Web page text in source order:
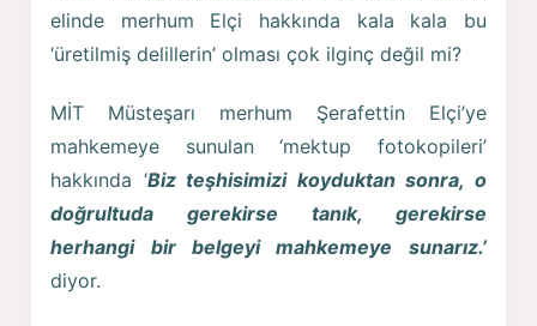
elinde merhum Elçi hakkında kala kala bu
‘üretilmiş delillerin’ olması çok ilginç değil mi?
MİT Müsteşarı merhum Şerafettin Elçi’ye
mahkemeye sunulan ‘mektup fotokopileri’
hakkında ‘Biz teşhisimizi koyduktan sonra, o
doğrultuda gerekirse tanık, gerekirse
herhangi bir belgeyi mahkemeye sunarız.’
diyor.